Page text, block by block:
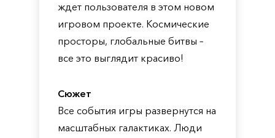
ждет пользователя в этом новом
игровом проекте. Космические
просторы, глобальные битвы –
все это выглядит красиво!
Сюжет
Все события игры развернутся на
масштабных галактиках. Люди